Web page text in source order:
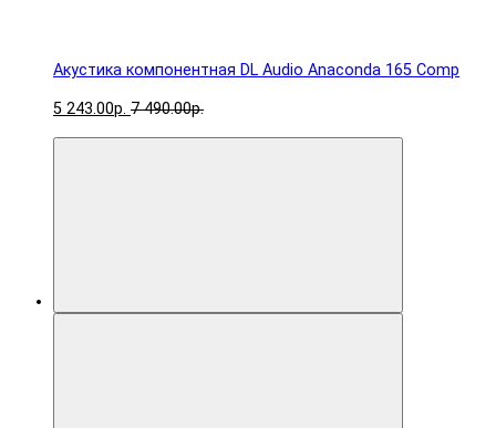
Акустика компонентная DL Audio Anaconda 165 Comp
5 243.00р. 7 490.00р.